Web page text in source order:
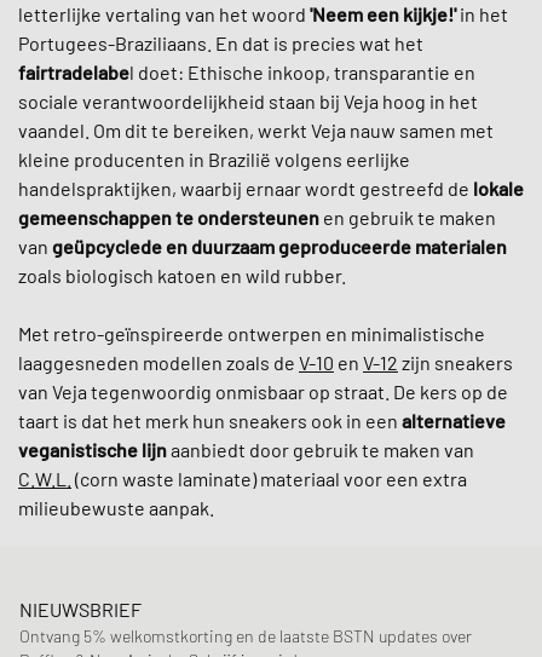
letterlijke vertaling van het woord 'Neem een kijkje!'in het
Portugees-Braziliaans. En dat is precies wat het
fairtradelabel doet: Ethische inkoop, transparantie en
sociale verantwoordelijkheid staan bij Veja hoog in het
vaandel. Om dit te bereiken, werkt Veja nauw samen met
kleine producenten in Brazilië volgens eerlijke
handelspraktijken, waarbij ernaar wordt gestreefd de lokale
gemeenschappen te ondersteunen en gebruik te maken
van geüpcyclede en duurzaam geproduceerde materialen
zoals biologisch katoen en wild rubber.
Met retro-geïnspireerde ontwerpen en minimalistische
laaggesneden modellen zoals de V-10 en V-12 zijn sneakers
van Veja tegenwoordig onmisbaar op straat. De kers op de
taart is dat het merk hun sneakers ook in een alternatieve
veganistische lijnaanbiedt door gebruik te maken van
C.W.L.
(corn waste laminate) materiaal voor een extra
milieubewuste aanpak.
NIEUWSBRIEF
Ontvang 5% welkomstkorting en de laatste BSTN updates over